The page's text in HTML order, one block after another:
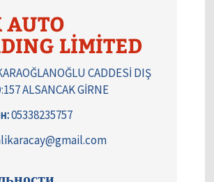
AUTO
LİMİTED
CADDESİ DIŞ
ALSANCAK GİRNE
05338235757